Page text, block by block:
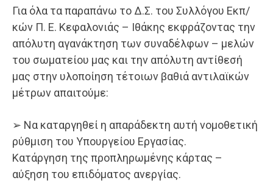
Για όλα τα παραπάνω το Δ.Σ. του Συλλόγου Εκπ/
κών Π. Ε. Κεφαλονιάς – Ιθάκης εκφράζοντας την
απόλυτη αγανάκτηση των συναδέλφων – μελών
του σωματείου μας και την απόλυτη αντίθεσή
μας στην υλοποίηση τέτοιων βαθιά αντιλαϊκών
μέτρων απαιτούμε:
➢ Να καταργηθεί η απαράδεκτη αυτή νομοθετική
ρύθμιση του Υπουργείου Εργασίας.
Κατάργηση της προπληρωμένης κάρτας –
αύξηση του επιδόματος ανεργίας.